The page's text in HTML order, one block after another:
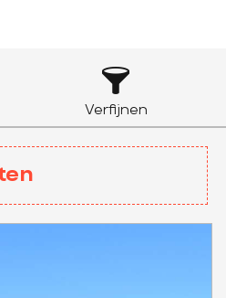
Verfijnen